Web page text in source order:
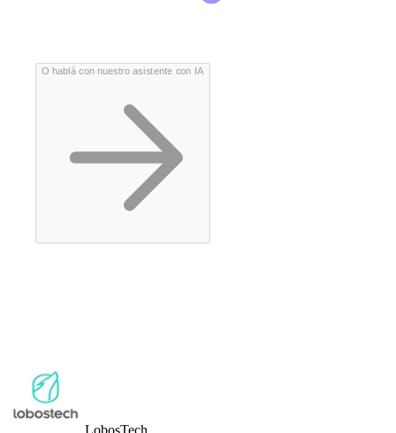
O hablá con nuestro asistente con IA
LobosTech